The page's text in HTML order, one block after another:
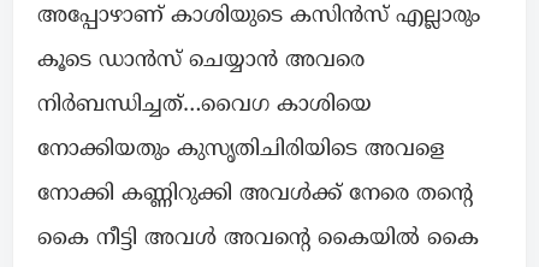
അപ്പോഴാണ് കാശിയുടെ കസിൻസ് എല്ലാരും
കൂടെ ഡാൻസ് ചെയ്യാൻ അവരെ
നിർബന്ധിച്ചത്…വൈഗ കാശിയെ
നോക്കിയതും കുസൃതിചിരിയിടെ അവളെ
നോക്കി കണ്ണിറുക്കി അവൾക്ക് നേരെ തന്റെ
കൈ നീട്ടി അവൾ അവന്റെ കൈയിൽ കൈ